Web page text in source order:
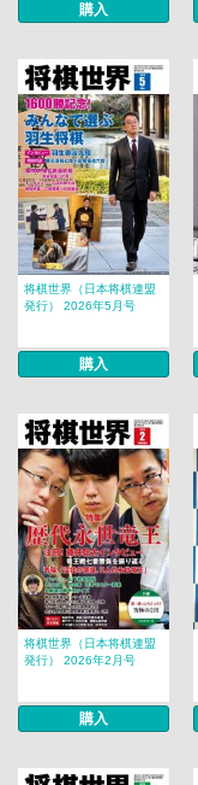
購入
将棋世界（日本将棋連盟
発行） 2026年5月号
購入
将棋世界（日本将棋連盟
発行） 2026年2月号
購入